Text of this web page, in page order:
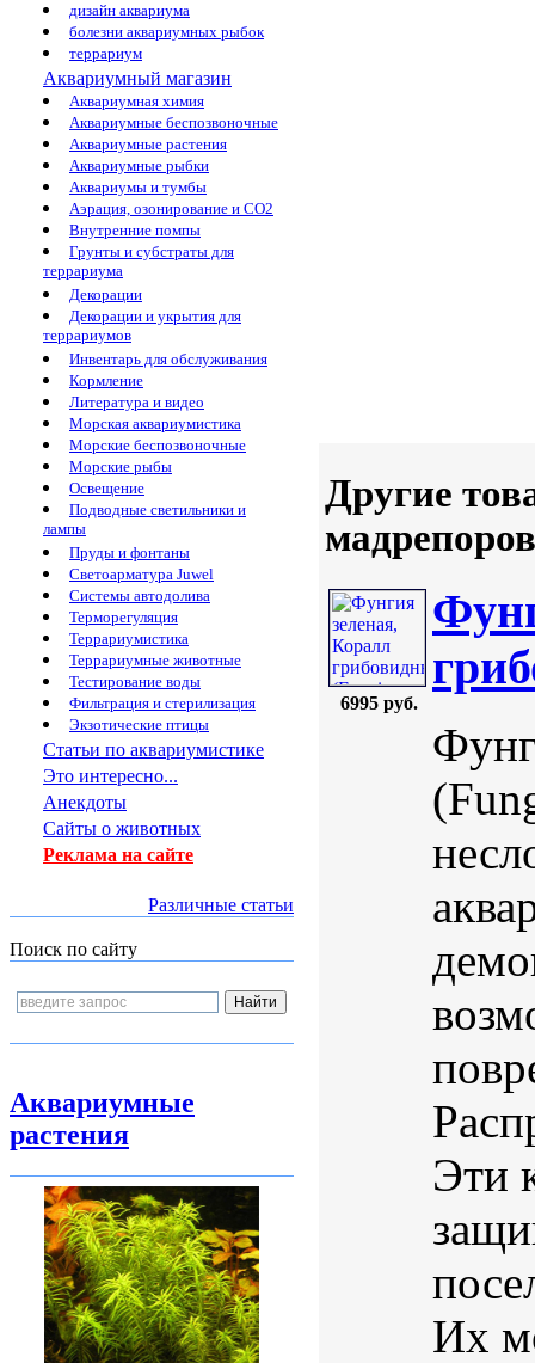
дизайн аквариума
болезни аквариумных рыбок
террариум
Аквариумный магазин
Аквариумная химия
Аквариумные беспозвоночные
Аквариумные растения
Аквариумные рыбки
Аквариумы и тумбы
Аэрация, озонирование и CO2
Внутренние помпы
Грунты и субстраты для
террариума
Декорации
Декорации и укрытия для
террариумов
Инвентарь для обслуживания
Кормление
Литература и видео
Морская аквариумистика
Морские беспозвоночные
Морские рыбы
Освещение
Подводные светильники и
лампы
Пруды и фонтаны
Светоарматура Juwel
Системы автодолива
Терморегуляция
Террариумистика
Террариумные животные
Тестирование воды
Фильтрация и стерилизация
Экзотические птицы
Статьи по аквариумистике
Это интересно...
Анекдоты
Сайты о животных
Реклама на сайте
Различные статьи
Поиск по сайту
Аквариумные
растения
Другие
6995 руб.
Эти
Их